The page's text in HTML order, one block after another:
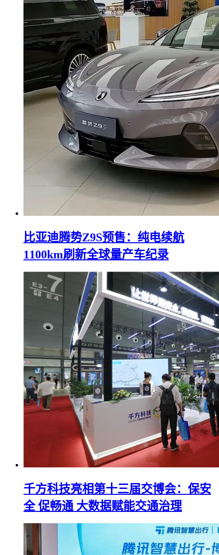
比亚迪腾势Z9S预售：纯电续航
1100km刷新全球量产车纪录
千方科技亮相第十三届交博会：保安
全 促畅通 大数据赋能交通治理